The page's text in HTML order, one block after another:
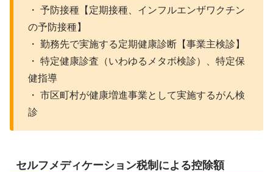
・ 予防接種【定期接種、インフルエンザワクチン
の予防接種】
・ 勤務先で実施する定期健康診断【事業主検診】
・ 特定健康診査（いわゆるメタボ検診）、特定保
健指導
・ 市区町村が健康増進事業として実施するがん検
診
セルフメディケーション税制による控除額